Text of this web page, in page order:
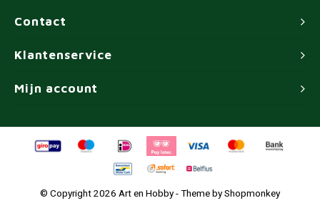
Contact
Klantenservice
Mijn account
© Copyright 2026 Art en Hobby - Theme byShopmonkey